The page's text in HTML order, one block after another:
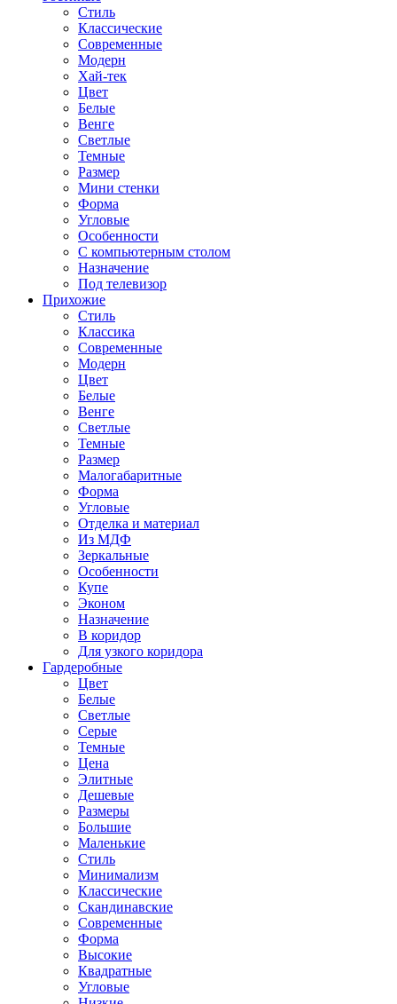
Стиль
Классические
Современные
Модерн
Хай-тек
Цвет
Белые
Венге
Светлые
Темные
Размер
Мини стенки
Форма
Угловые
Особенности
С компьютерным столом
Назначение
Под телевизор
Прихожие
Стиль
Классика
Современные
Модерн
Цвет
Белые
Венге
Светлые
Темные
Размер
Малогабаритные
Форма
Угловые
Отделка и материал
Из МДФ
Зеркальные
Особенности
Купе
Эконом
Назначение
В коридор
Для узкого коридора
Гардеробные
Цвет
Белые
Светлые
Серые
Темные
Цена
Элитные
Дешевые
Размеры
Большие
Маленькие
Стиль
Минимализм
Классические
Скандинавские
Современные
Форма
Высокие
Квадратные
Угловые